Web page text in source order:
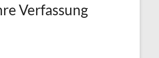
Verfassung